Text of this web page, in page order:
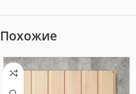
Похожие